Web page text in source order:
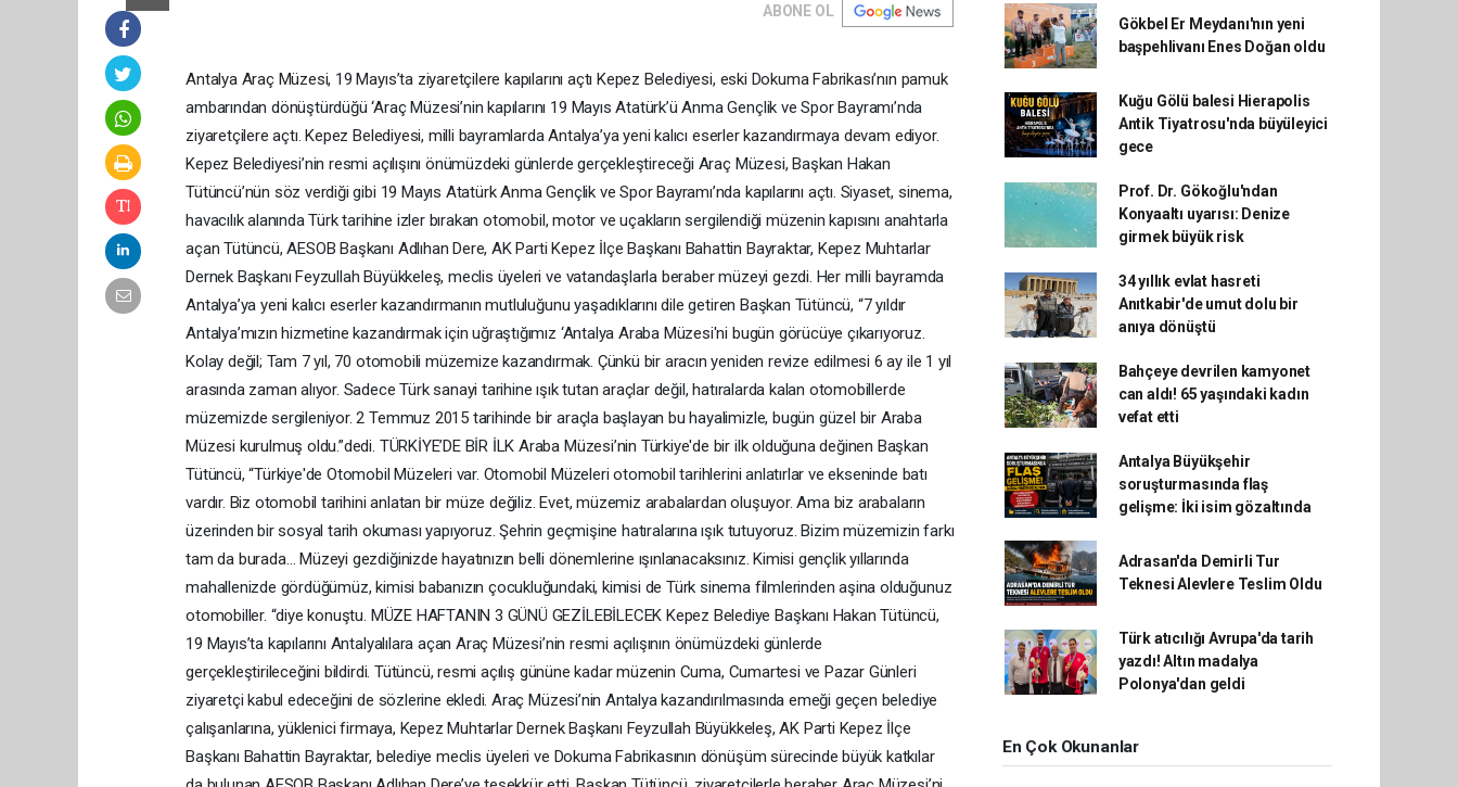
ABONE OL
Antalya Araç Müzesi, 19 Mayıs’ta ziyaretçilere kapılarını açtı Kepez Belediyesi, eski Dokuma Fabrikası’nın pamuk
ambarından dönüştürdüğü ‘Araç Müzesi’nin kapılarını 19 Mayıs Atatürk’ü Anma Gençlik ve Spor Bayramı’nda
ziyaretçilere açtı. Kepez Belediyesi, milli bayramlarda Antalya’ya yeni kalıcı eserler kazandırmaya devam ediyor.
Kepez Belediyesi’nin resmi açılışını önümüzdeki günlerde gerçekleştireceği Araç Müzesi, Başkan Hakan
Tütüncü’nün söz verdiği gibi 19 Mayıs Atatürk Anma Gençlik ve Spor Bayramı’nda kapılarını açtı. Siyaset, sinema,
havacılık alanında Türk tarihine izler bırakan otomobil, motor ve uçakların sergilendiği müzenin kapısını anahtarla
açan Tütüncü, AESOB Başkanı Adlıhan Dere, AK Parti Kepez İlçe Başkanı Bahattin Bayraktar, Kepez Muhtarlar
Dernek Başkanı Feyzullah Büyükkeleş, meclis üyeleri ve vatandaşlarla beraber müzeyi gezdi. Her milli bayramda
Antalya’ya yeni kalıcı eserler kazandırmanın mutluluğunu yaşadıklarını dile getiren Başkan Tütüncü, “7 yıldır
Antalya’mızın hizmetine kazandırmak için uğraştığımız ‘Antalya Araba Müzesi'ni bugün görücüye çıkarıyoruz.
Kolay değil; Tam 7 yıl, 70 otomobili müzemize kazandırmak. Çünkü bir aracın yeniden revize edilmesi 6 ay ile 1 yıl
arasında zaman alıyor. Sadece Türk sanayi tarihine ışık tutan araçlar değil, hatıralarda kalan otomobillerde
müzemizde sergileniyor. 2 Temmuz 2015 tarihinde bir araçla başlayan bu hayalimizle, bugün güzel bir Araba
Müzesi kurulmuş oldu.”dedi. TÜRKİYE’DE BİR İLK Araba Müzesi’nin Türkiye'de bir ilk olduğuna değinen Başkan
Tütüncü, “Türkiye'de Otomobil Müzeleri var. Otomobil Müzeleri otomobil tarihlerini anlatırlar ve ekseninde batı
vardır. Biz otomobil tarihini anlatan bir müze değiliz. Evet, müzemiz arabalardan oluşuyor. Ama biz arabaların
üzerinden bir sosyal tarih okuması yapıyoruz. Şehrin geçmişine hatıralarına ışık tutuyoruz. Bizim müzemizin farkı
tam da burada… Müzeyi gezdiğinizde hayatınızın belli dönemlerine ışınlanacaksınız. Kimisi gençlik yıllarında
mahallenizde gördüğümüz, kimisi babanızın çocukluğundaki, kimisi de Türk sinema filmlerinden aşina olduğunuz
otomobiller. “diye konuştu. MÜZE HAFTANIN 3 GÜNÜ GEZİLEBİLECEK Kepez Belediye Başkanı Hakan Tütüncü,
19 Mayıs’ta kapılarını Antalyalılara açan Araç Müzesi’nin resmi açılışının önümüzdeki günlerde
gerçekleştirileceğini bildirdi. Tütüncü, resmi açılış gününe kadar müzenin Cuma, Cumartesi ve Pazar Günleri
ziyaretçi kabul edeceğini de sözlerine ekledi. Araç Müzesi’nin Antalya kazandırılmasında emeği geçen belediye
çalışanlarına, yüklenici firmaya, Kepez Muhtarlar Dernek Başkanı Feyzullah Büyükkeleş, AK Parti Kepez İlçe
Başkanı Bahattin Bayraktar, belediye meclis üyeleri ve Dokuma Fabrikasının dönüşüm sürecinde büyük katkılar
Gökbel Er Meydanı'nın yeni
başpehlivanı Enes Doğan oldu
Kuğu Gölü balesi Hierapolis
Antik Tiyatrosu'nda büyüleyici
gece
Prof. Dr. Gökoğlu'ndan
Konyaaltı uyarısı: Denize
girmek büyük risk
34 yıllık evlat hasreti
Anıtkabir'de umut dolu bir
anıya dönüştü
Bahçeye devrilen kamyonet
can aldı! 65 yaşındaki kadın
vefat etti
Antalya Büyükşehir
soruşturmasında flaş
gelişme: İki isim gözaltında
Adrasan'da Demirli Tur
Teknesi Alevlere Teslim Oldu
Türk atıcılığı Avrupa'da tarih
yazdı! Altın madalya
Polonya'dan geldi
En Çok Okunanlar